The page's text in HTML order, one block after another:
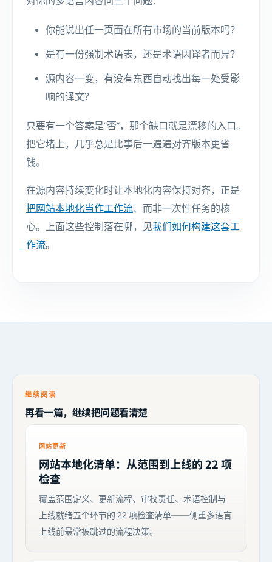
你能说出任一页面在所有市场的当前版本吗？
是有一份强制术语表，还是术语因译者而异？
源内容一变，有没有东西自动找出每一处受影
响的译文？
只要有一个答案是”否”，那个缺口就是漂移的入口。
把它堵上，几乎总是比事后一遍遍对齐版本更省
钱。
在源内容持续变化时让本地化内容保持对齐，正是
把网站本地化当作工作流、而非一次性任务的核
心。上面这些控制落在哪，见我们如何构建这套工
作流。
继续阅读
再看一篇，继续把问题看清楚
网站更新
网站本地化清单：从范围到上线的 22 项
检查
覆盖范围定义、更新流程、审校责任、术语控制与
上线就绪五个环节的 22 项检查清单——侧重多语言
上线前最常被跳过的流程决策。